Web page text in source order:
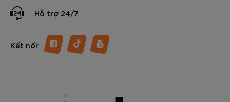
Hỗ trợ 24/7
Kết nối: